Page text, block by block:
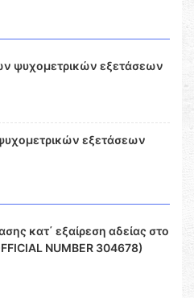
ψυχομετρικών εξετάσεων
εξετάσεων
κατ΄ εξαίρεση αδείας στο
NUMBER 304678)